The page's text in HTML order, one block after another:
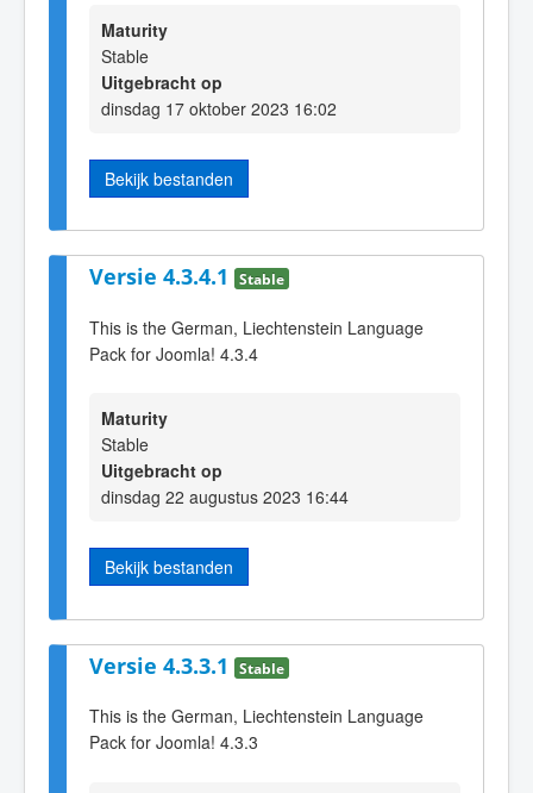
Maturity
Stable
Uitgebracht op
dinsdag 17 oktober 2023 16:02
Bekijk bestanden
Versie 4.3.4.1 Stable
This is the German, Liechtenstein Language
Pack for Joomla! 4.3.4
Maturity
Stable
Uitgebracht op
dinsdag 22 augustus 2023 16:44
Bekijk bestanden
Versie 4.3.3.1 Stable
This is the German, Liechtenstein Language
Pack for Joomla! 4.3.3